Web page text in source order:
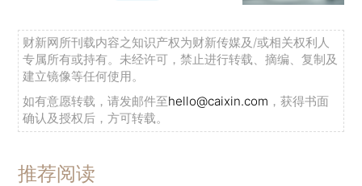
财新网所刊载内容之知识产权为财新传媒及/或相关权利人
专属所有或持有。未经许可，禁止进行转载、摘编、复制及
建立镜像等任何使用。
如有意愿转载，请发邮件至hello@caixin.com ，获得书面
确认及授权后，方可转载。
推荐阅读